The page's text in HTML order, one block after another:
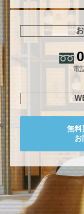
電
無料
お